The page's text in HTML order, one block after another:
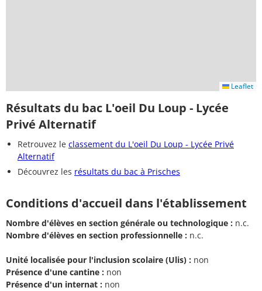
Leaflet
Résultats du bac L'oeil Du Loup - Lycée
Privé Alternatif
Retrouvez le classement du L'oeil Du Loup - Lycée Privé
Alternatif
Découvrez les résultats du bac à Prisches
Conditions d'accueil dans l'établissement
Nombre d'élèves en section générale ou technologique : n.c.
Nombre d'élèves en section professionnelle : n.c.
Unité localisée pour l'inclusion scolaire (Ulis) : non
Présence d'une cantine : non
Présence d'un internat : non